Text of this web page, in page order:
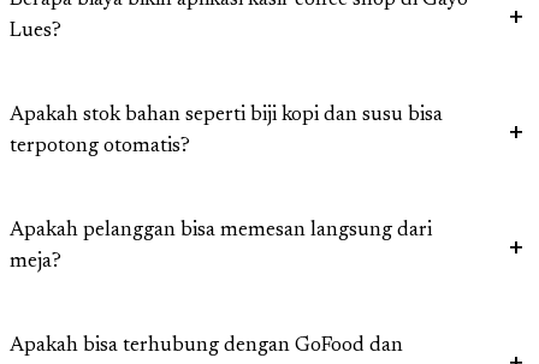
Lues?
Apakah stok bahan seperti biji kopi dan susu bisa
terpotong otomatis?
Apakah pelanggan bisa memesan langsung dari
meja?
Apakah bisa terhubung dengan GoFood dan